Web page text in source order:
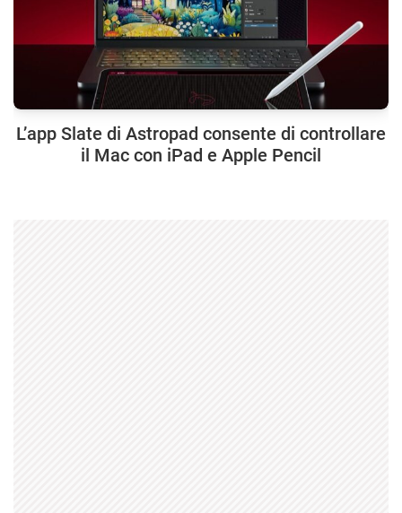
L’app Slate di Astropad consente di controllare
il Mac con iPad e Apple Pencil